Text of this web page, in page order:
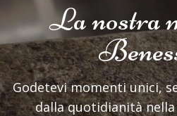
La nostra
Godetevi momenti unici,
dalla quotidianità